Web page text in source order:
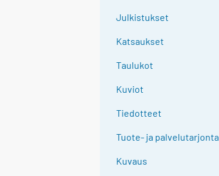
Julkistukset
Katsaukset
Taulukot
Kuviot
Tiedotteet
Tuote- ja palvelutarjonta
Kuvaus